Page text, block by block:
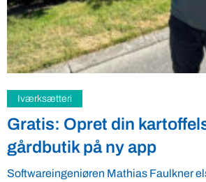
Samfund
Fredspligt giver
fordel
Arbejdsgiverforeningen GLS-A tilbyder